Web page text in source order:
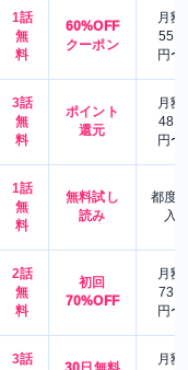
1話
無
料
60%OFF
クーポン
月額
550
円〜
3話
無
料
ポイント
還元
月額
480
円〜
1話
無
料
無料試し
読み
都度
入
2話
無
料
初回
70%OFF
月額
730
円〜
3話
月額